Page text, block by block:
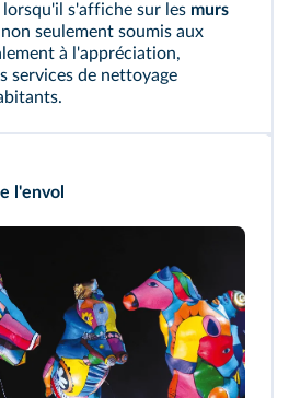
s'affiche sur les murs
seulement soumis aux
à l'appréciation,
services de nettoyage
l'envol